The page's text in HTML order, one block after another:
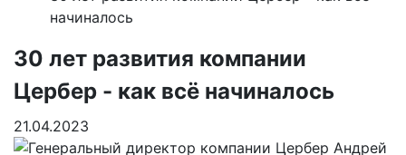
начиналось
30 лет развития компании
Цербер - как всё начиналось
21.04.2023